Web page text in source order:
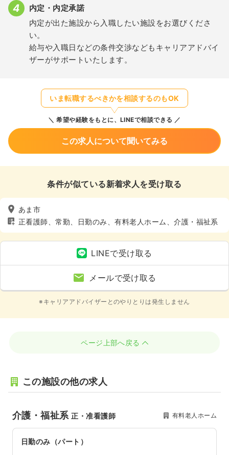
内定・内定承諾
内定が出た施設から入職したい施設をお選びくださ
い。
給与や入職日などの条件交渉などもキャリアアドバイ
ザーがサポートいたします。
いま転職するべきかを相談するのもOK
希望や経験をもとに、LINEで相談できる
この求人について聞いてみる
条件が似ている新着求人を受け取る
あま市
正看護師、常勤、日勤のみ、有料老人ホーム、介護・福祉系
LINEで受け取る
メールで受け取る
※キャリアアドバイザーとのやりとりは発生しません
ページ上部へ戻る
この施設の他の求人
介護・福祉系正・准看護師 有料老人ホーム
日勤のみ（パート）